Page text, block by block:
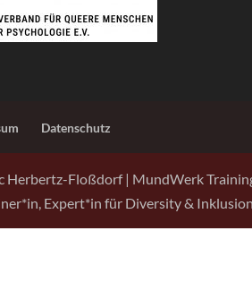
Datenschutz
Herbertz-Floßdorf | MundWerk
Expert*in für Diversity &